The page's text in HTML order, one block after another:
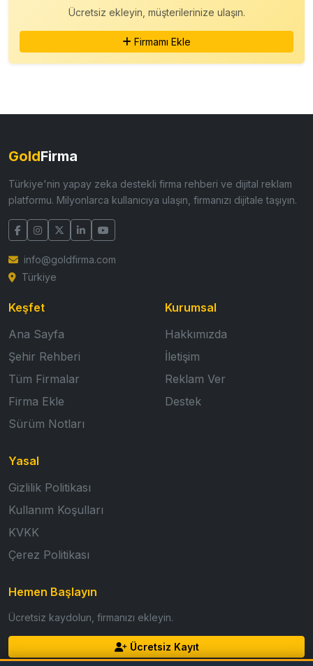
Ücretsiz ekleyin, müşterilerinize ulaşın.
Firmamı Ekle
GoldFirma
Türkiye'nin yapay zeka destekli firma rehberi ve dijital reklam
platformu. Milyonlarca kullanıcıya ulaşın, firmanızı dijitale taşıyın.
info@goldfirma.com
Türkiye
Keşfet
Ana Sayfa
Şehir Rehberi
Tüm Firmalar
Firma Ekle
Sürüm Notları
Kurumsal
Hakkımızda
İletişim
Reklam Ver
Destek
Yasal
Gizlilik Politikası
Kullanım Koşulları
KVKK
Çerez Politikası
Hemen Başlayın
Ücretsiz kaydolun, firmanızı ekleyin.
Ücretsiz Kayıt